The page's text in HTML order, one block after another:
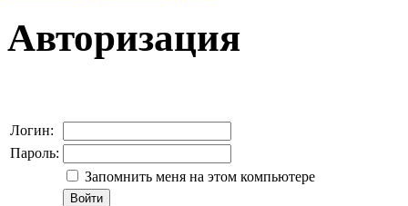
Авторизация
Логин:
Пароль:
Запомнить меня на этом компьютере